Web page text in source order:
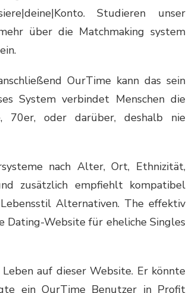
Studieren unser
über die Matchmaking system
OurTime kann das sein
System verbindet Menschen die
70er, oder darüber, deshalb nie
nach Alter, Ort, Ethnizität,
zusätzlich empfiehlt kompatibel
Alternativen. The effektiv
Dating-Website für eheliche Singles
auf dieser Website. Er könnte
ein OurTime Benutzer in Profit